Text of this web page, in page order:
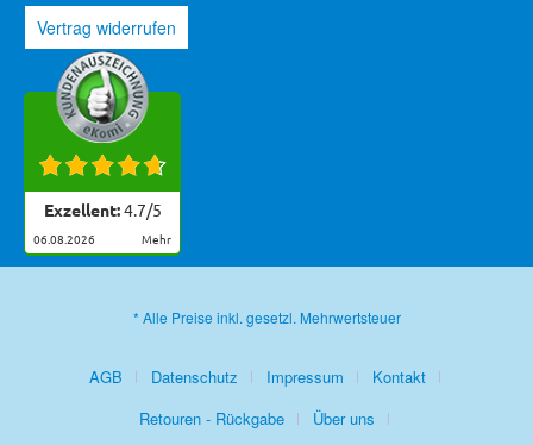
Vertrag widerrufen
Exzellent:4.7/5
06.08.2026 mehr
* Alle Preise inkl. gesetzl. Mehrwertsteuer
AGB Datenschutz Impressum
Kontakt
Retouren - Rückgabe
Über uns